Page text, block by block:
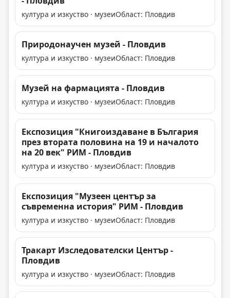
култура и изкуство · музеиОбласт: Пловдив
Природонаучен музей - Пловдив
култура и изкуство · музеиОбласт: Пловдив
Музей на фармацията - Пловдив
култура и изкуство · музеиОбласт: Пловдив
Експозиция "Книгоиздаване в България
през втората половина на 19 и началото
на 20 век" РИМ - Пловдив
култура и изкуство · музеиОбласт: Пловдив
Експозиция "Музеен център за
съвременна история" РИМ - Пловдив
култура и изкуство · музеиОбласт: Пловдив
Тракарт Изследователски Център -
Пловдив
култура и изкуство · музеиОбласт: Пловдив